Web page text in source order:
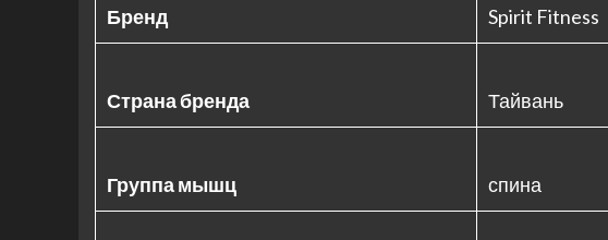
Бренд Spirit Fitness
Страна бренда Тайвань
Группа мышц спина